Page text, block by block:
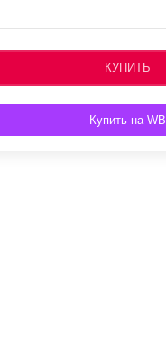
КУПИТЬ
Купить на WB